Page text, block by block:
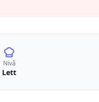
Nivå
Lett